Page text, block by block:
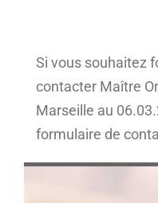
Si vous souhaitez
contacter Maître
Marseille au
formulaire de